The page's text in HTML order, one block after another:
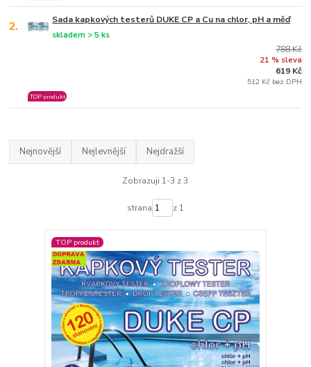
2. Sada kapkových testerů DUKE CP a Cu na chlor, pH a měď
skladem > 5 ks
TOP produkt
788 Kč
21 % sleva
619 Kč
512 Kč bez DPH
Nejnovější Nejlevnější Nejdražší
Zobrazuji 1-3 z 3
strana z 1
TOP produkt